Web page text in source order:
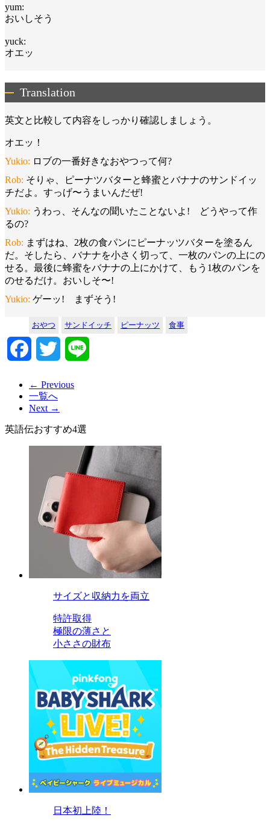
yum:
おいしそう
yuck:
オエッ
Translation
英文と比較して内容をしっかり確認しましょう。
オエッ！
Yukio: ロブの一番好きなおやつって何?
Rob: そりゃ、ピーナツバターと蜂蜜とバナナのサンドイッ
チだよ。すっげ〜うまいんだぜ!
Yukio: うわっ、そんなの聞いたことないよ! どうやって作
るの?
Rob: まずはね、2枚の食パンにピーナッツバターを塗るん
だ。そしたら、バナナを小さく切って、一枚のパンの上にの
せる。最後に蜂蜜をバナナの上にかけて、もう1枚のパンを
のせるだけ。おいしそ〜!
Yukio: ゲーッ! まずそう!
おやつ サンドイッチ ピーナッツ 食事
FacebookTwitter
← Previous
一覧へ
Next →
英語伝おすすめ4選
サイズと収納力を両立
特許取得
極限の薄さと
小ささの財布
日本初上陸！